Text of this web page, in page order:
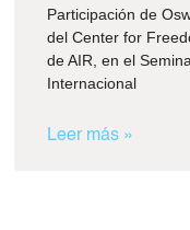
Participación de
del Center for
de AIR, en el
Internacional
Leer más »